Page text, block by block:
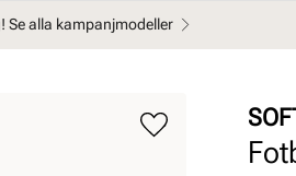
Se alla kampanjmodeller